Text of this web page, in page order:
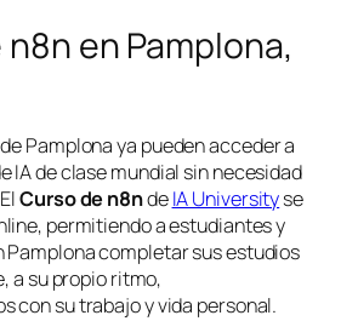
en Pamplona,
Pamplona ya pueden acceder a
IA de clase mundial sin necesidad
Curso de n8ndeIA Universityse
permitiendo a estudiantes y
Pamplona completar sus estudios
a su propio ritmo,
con su trabajo y vida personal.